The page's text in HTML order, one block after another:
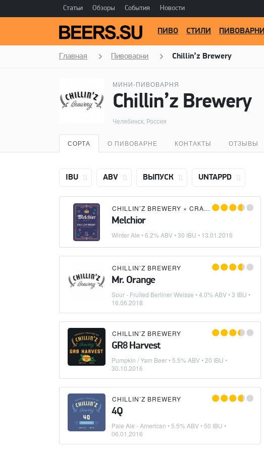
Статьи Обзоры События Новости
ПИВО СТИЛИ ПИВОВАРНИ
Главная Пивоварни Chillin’z Brewery
МИНИ-ПИВОВАРНЯ
Chillin’z Brewery
Челябинск, Россия
СОРТА О ПИВОВАРНЕ КОНТАКТЫ ОТЗЫВЫ
IBU ABV ВЫПУСК UNTAPPD
CHILLIN’Z BREWERY × CRAFT BREW RIOTS
Melchior
Winter Ale • 6.2% ABV • 30 IBU • 13.01.2016
CHILLIN’Z BREWERY
Mr. Orange
Sour - Fruited Berliner Weisse • 4.0% ABV • 3 IBU •
16.06.2018
CHILLIN’Z BREWERY
GR8 Harvest
Pumpkin / Yam Beer• 5.5% ABV • 20 IBU •
30.10.2016
CHILLIN’Z BREWERY
4Q
Pale Ale - American • 5.5% ABV • 50 IBU •
06.01.2016